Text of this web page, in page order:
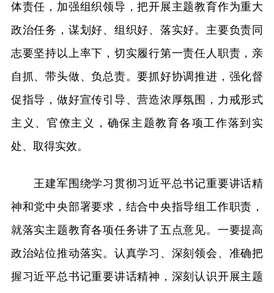
体责任，加强组织领导，把开展主题教育作为重大
政治任务，谋划好、组织好、落实好。主要负责同
志要坚持以上率下，切实履行第一责任人职责，亲
自抓、带头做、负总责。要抓好协调推进，强化督
促指导，做好宣传引导、营造浓厚氛围，力戒形式
主义、官僚主义，确保主题教育各项工作落到实
处、取得实效。
王建军围绕学习贯彻习近平总书记重要讲话精
神和党中央部署要求，结合中央指导组工作职责，
就落实主题教育各项任务讲了五点意见。一要提高
政治站位推动落实。认真学习、深刻领会、准确把
握习近平总书记重要讲话精神，深刻认识开展主题